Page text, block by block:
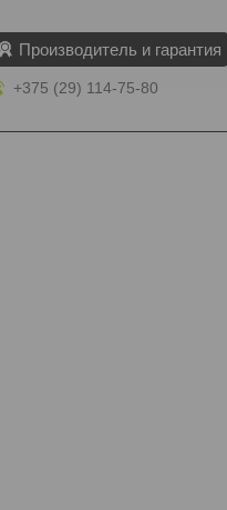
Производитель и гарантия
+375 (29) 114-75-80